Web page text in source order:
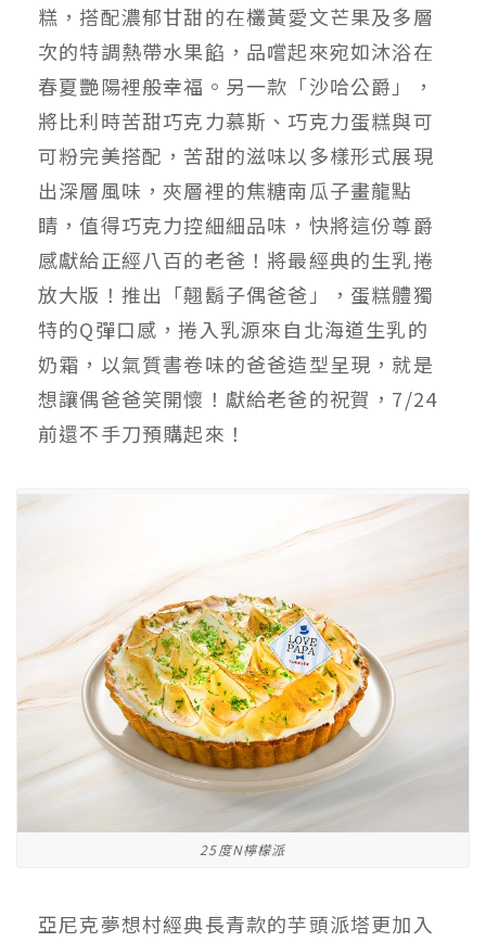
糕，搭配濃郁甘甜的在欉黃愛文芒果及多層
次的特調熱帶水果餡，品嚐起來宛如沐浴在
春夏艷陽裡般幸福。另一款「沙哈公爵」，
將比利時苦甜巧克力慕斯、巧克力蛋糕與可
可粉完美搭配，苦甜的滋味以多樣形式展現
出深層風味，夾層裡的焦糖南瓜子畫龍點
睛，值得巧克力控細細品味，快將這份尊爵
感獻給正經八百的老爸！將最經典的生乳捲
放大版！推出「翹鬍子偶爸爸」，蛋糕體獨
特的Q彈口感，捲入乳源來自北海道生乳的
奶霜，以氣質書卷味的爸爸造型呈現，就是
想讓偶爸爸笑開懷！獻給老爸的祝賀，7/24
前還不手刀預購起來！
25度N檸檬派
亞尼克夢想村經典長青款的芋頭派塔更加入